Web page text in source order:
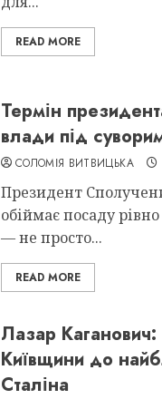
READ MORE
Термін
влади під
СОЛОМІЯ ВИТВИЦЬКА
Президент
обіймає посаду
— не просто...
READ MORE
Лазар Каганович:
Київщини до
Сталіна